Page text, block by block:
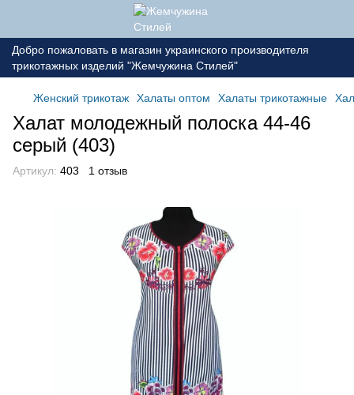
Добро пожаловать в магазин украинского производителя
трикотажных изделий "Жемчужина Стилей"
Женский трикотаж Халаты оптом Халаты трикотажные
Халат молодежный полоска 44-46
серый (403)
Артикул: 403 1 отзыв